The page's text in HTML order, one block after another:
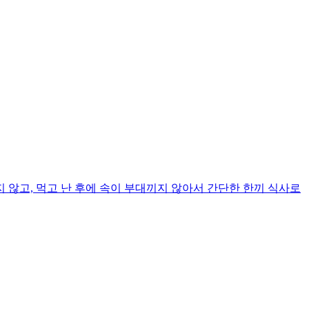
고, 먹고 난 후에 속이 부대끼지 않아서 간단한 한끼 식사로